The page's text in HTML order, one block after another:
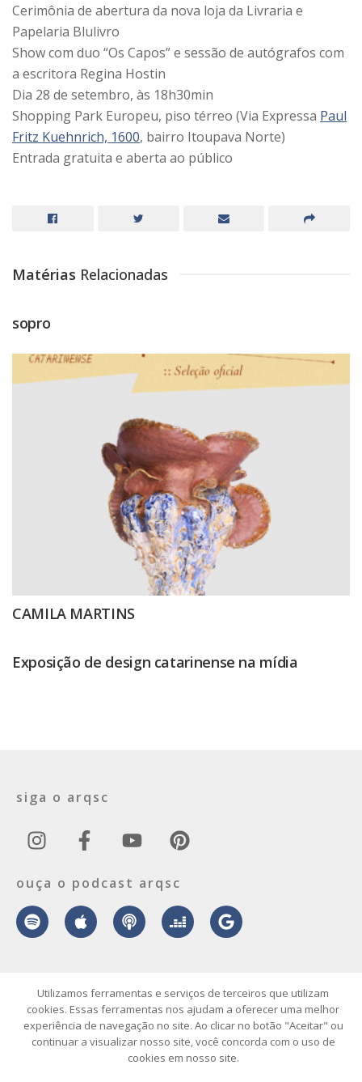
Cerimônia de abertura da nova loja da Livraria e
Papelaria Blulivro
Show com duo “Os Capos” e sessão de autógrafos com
a escritora Regina Hostin
Dia 28 de setembro, às 18h30min
Shopping Park Europeu, piso térreo (Via Expressa Paul
Fritz Kuehnrich, 1600, bairro Itoupava Norte)
Entrada gratuita e aberta ao público
Matérias Relacionadas
sopro
CAMILA MARTINS
Exposição de design catarinense na mídia
siga o arqsc
ouça o podcast arqsc
© 2026 ArqSC – Portal de Arquitetura, Interiores, Design e Arte de
Santa Catarina – Todos os Direitos Reservados.
contato envie seu projeto publicidade vídeo podcast
Utilizamos ferramentas e serviços de terceiros que utilizam
cookies. Essas ferramentas nos ajudam a oferecer uma melhor
experiência de navegação no site. Ao clicar no botão "Aceitar" ou
continuar a visualizar nosso site, você concorda com o uso de
cookies em nosso site.